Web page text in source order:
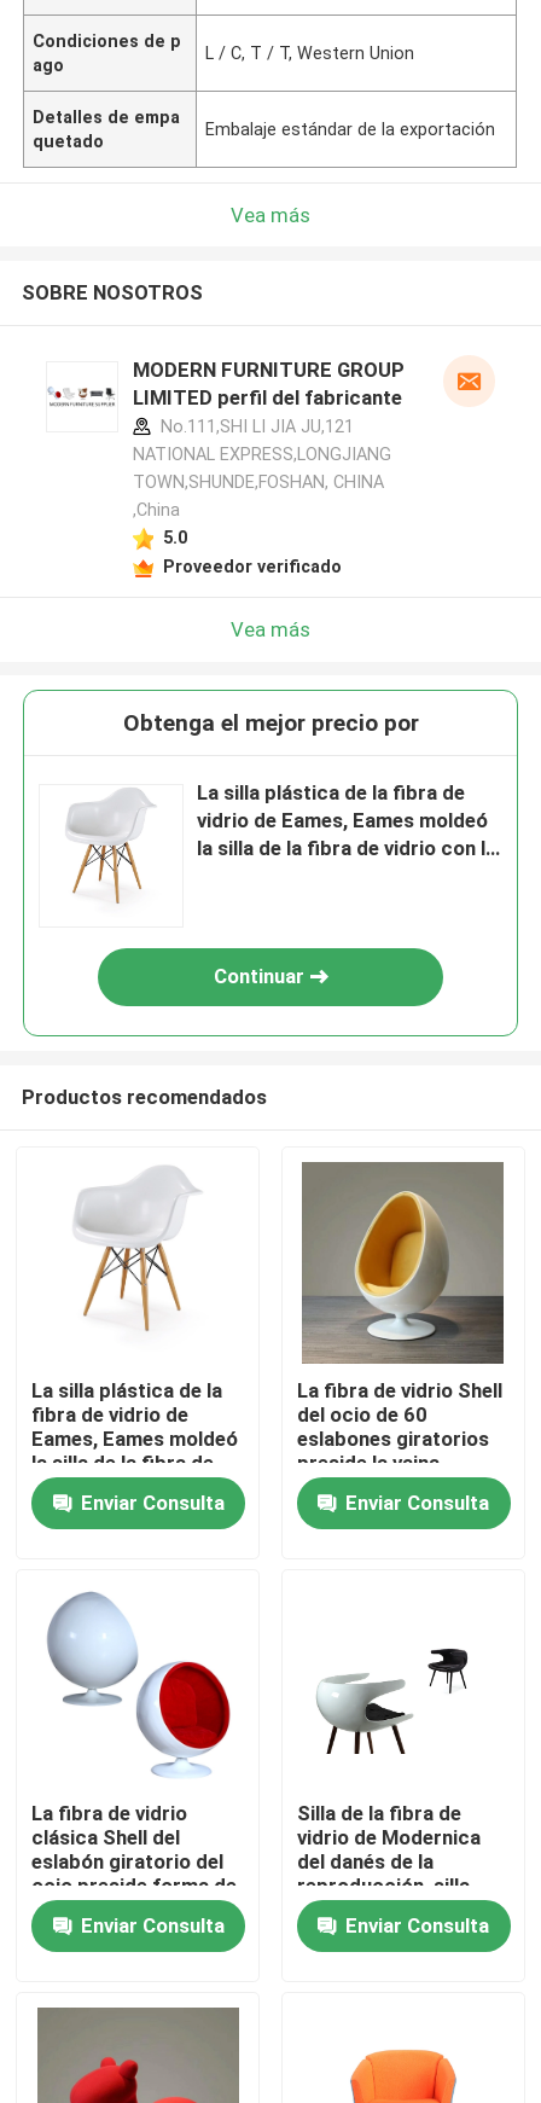
Hogar
Productos
Viaje de la fábrica
Control de calidad
Éntrenos en contacto con
Pida una cita
Silla que se sienta moderna
Silla de ocio moderna
Silla moderna del restaurante
Condiciones de p
ago
L / C, T / T, Western Union
Detalles de empa
quetado
Embalaje estándar de la exportación
Vea más
SOBRE NOSOTROS
MODERN FURNITURE GROUP
LIMITED perfil del fabricante
No.111,SHI LI JIA JU,121
NATIONAL EXPRESS,LONGJIANG
TOWN,SHUNDE,FOSHAN, CHINA
,China
5.0
Proveedor verificado
Vea más
Obtenga el mejor precio por
La silla plástica de la fibra de
vidrio de Eames, Eames moldeó
la silla de la fibra de vidrio con la
Continuar
Productos recomendados
La silla plástica de la
fibra de vidrio de
Eames, Eames moldeó
la silla de la fibra de
vidrio con la pierna de
maderaEnviar Consulta
La fibra de vidrio Shell
del ocio de 60
eslabones giratorios
preside la vaina
disponible en negro o
blancoEnviar Consulta
La fibra de vidrio
clásica Shell del
eslabón giratorio del
ocio preside forma de
la bola con la tela
modificada para
requisitos
Enviar Consulta
Silla de la fibra de
vidrio de Modernica
del danés de la
reproducción, silla
blanca de la fibra de
vidrio de BO extraña
Enviar Consulta